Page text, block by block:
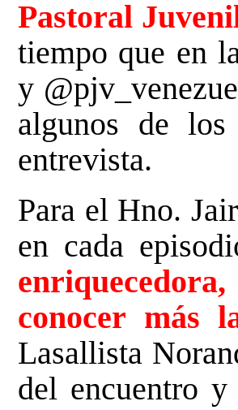
Pastoral
tiempo que en
y
algunos de
entrevista.
Para el Hno.
en cada
conocer más
Lasallista
del encuentro